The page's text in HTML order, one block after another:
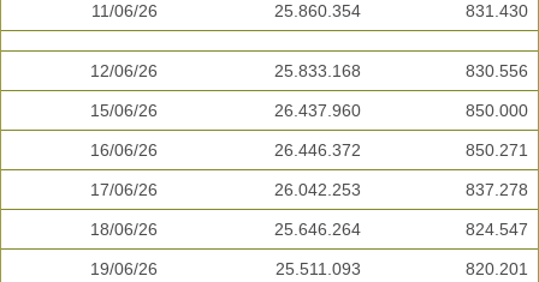
11/06/26 25.860.354 831.430
12/06/26 25.833.168 830.556
15/06/26 26.437.960 850.000
16/06/26 26.446.372 850.271
17/06/26 26.042.253 837.278
18/06/26 25.646.264 824.547
19/06/26 25.511.093 820.201